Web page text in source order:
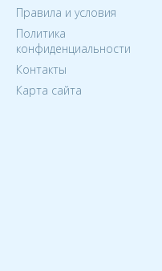
Правила и условия
Политика
конфиденциальности
Контакты
Карта сайта